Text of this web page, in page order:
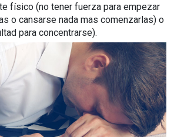
físico (no tener fuerza para empezar
o cansarse nada mas comenzarlas) o
para concentrarse).